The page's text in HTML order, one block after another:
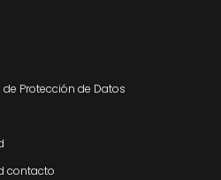
Protección de Datos
contacto